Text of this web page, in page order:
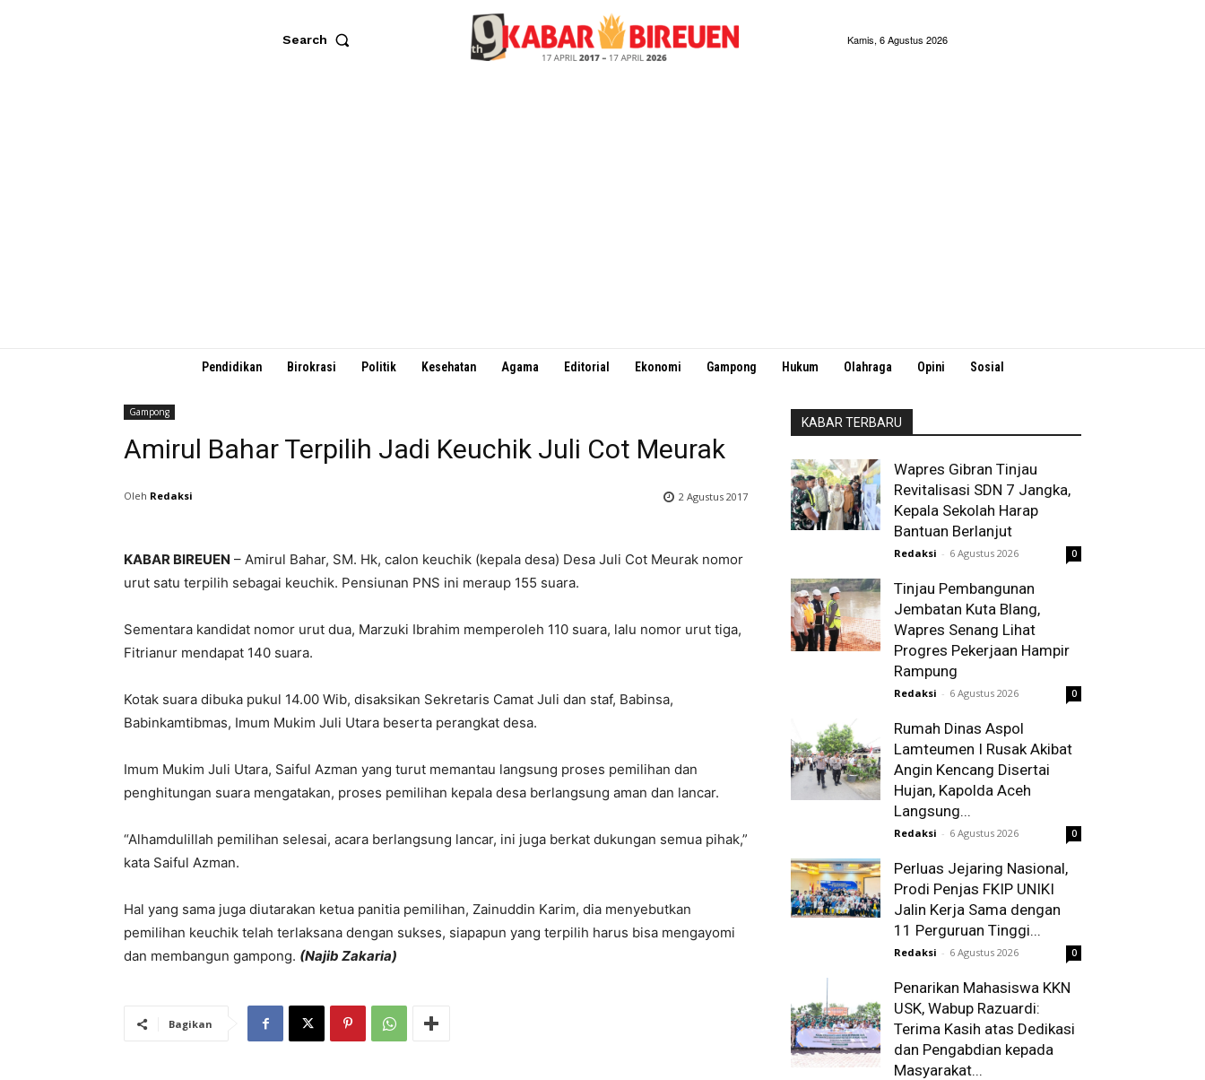
Search Kamis, 6 Agustus 2026
Pendidikan Birokrasi Politik Kesehatan Agama Editorial Ekonomi Gampong Hukum Olahraga Opini Sosial
Gampong
Amirul Bahar Terpilih Jadi Keuchik Juli Cot Meurak
Oleh Redaksi 2 Agustus 2017
KABAR BIREUEN – Amirul Bahar, SM. Hk, calon keuchik (kepala desa) Desa Juli Cot Meurak nomor
urut satu terpilih sebagai keuchik. Pensiunan PNS ini meraup 155 suara.
Sementara kandidat nomor urut dua, Marzuki Ibrahim memperoleh 110 suara, lalu nomor urut tiga,
Fitrianur mendapat 140 suara.
Kotak suara dibuka pukul 14.00 Wib, disaksikan Sekretaris Camat Juli dan staf, Babinsa,
Babinkamtibmas, Imum Mukim Juli Utara beserta perangkat desa.
Imum Mukim Juli Utara, Saiful Azman yang turut memantau langsung proses pemilihan dan
penghitungan suara mengatakan, proses pemilihan kepala desa berlangsung aman dan lancar.
“Alhamdulillah pemilihan selesai, acara berlangsung lancar, ini juga berkat dukungan semua pihak,”
kata Saiful Azman.
Hal yang sama juga diutarakan ketua panitia pemilihan, Zainuddin Karim, dia menyebutkan
pemilihan keuchik telah terlaksana dengan sukses, siapapun yang terpilih harus bisa mengayomi
dan membangun gampong. (Najib Zakaria)
Bagikan
KABAR TERBARU
Wapres Gibran Tinjau
Revitalisasi SDN 7 Jangka,
Kepala Sekolah Harap
Bantuan Berlanjut
Redaksi - 6 Agustus 2026 0
Tinjau Pembangunan
Jembatan Kuta Blang,
Wapres Senang Lihat
Progres Pekerjaan Hampir
Rampung
Redaksi - 6 Agustus 2026 0
Rumah Dinas Aspol
Lamteumen I Rusak Akibat
Angin Kencang Disertai
Hujan, Kapolda Aceh
Langsung...
Redaksi - 6 Agustus 2026 0
Perluas Jejaring Nasional,
Prodi Penjas FKIP UNIKI
Jalin Kerja Sama dengan
11 Perguruan Tinggi...
Redaksi - 6 Agustus 2026 0
Penarikan Mahasiswa KKN
USK, Wabup Razuardi:
Terima Kasih atas Dedikasi
dan Pengabdian kepada
Masyarakat...